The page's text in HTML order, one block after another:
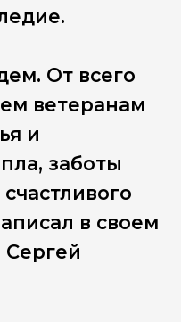
От всего
ветеранам
и
заботы
в своем
Сергей